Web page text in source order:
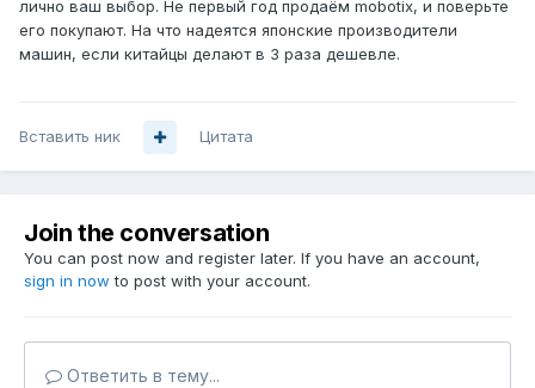
лично ваш выбор. Не первый год продаём mobotix, и поверьте
его покупают. На что надеятся японские производители
машин, если китайцы делают в 3 раза дешевле.
Вставить ник Цитата
Join the conversation
You can post now and register later. If you have an account,
sign in now to post with your account.
Ответить в тему...